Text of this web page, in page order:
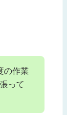
の作業
って